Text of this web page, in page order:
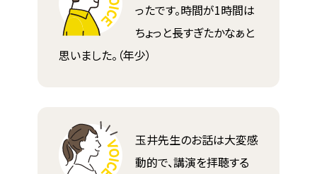
ったです。時間が1時間は
ちょっと長すぎたかなぁと
思いました。（年少）
玉井先生のお話は大変感
動的で、講演を拝聴する